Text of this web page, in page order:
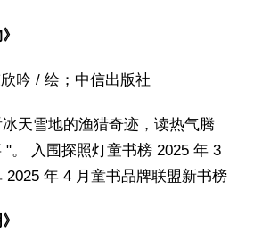
吟 / 绘；中信出版社
天雪地的渔猎奇迹，读热气腾
"。 入围探照灯童书榜 2025 年 3
2025 年 4 月童书品牌联盟新书榜